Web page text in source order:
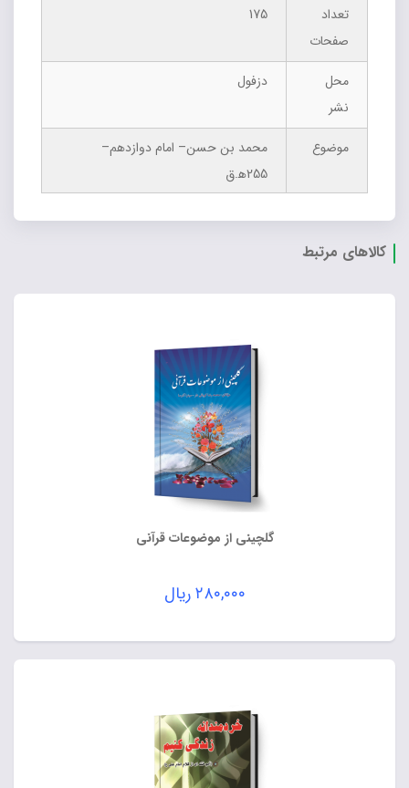
تعداد
صفحات
175
محل
نشر
دزفول
موضوع
محمد بن حسن– امام دوازدهم–
255ه‍.ق
کالاهای مرتبط
گلچینی از موضوعات قرآنی
۲۸۰,۰۰۰ریال